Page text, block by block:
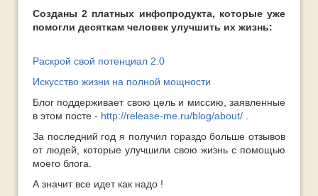
Созданы 2 платных инфопродукта, которые уже
помогли десяткам человек улучшить их жизнь:
Раскрой свой потенциал 2.0
Искусство жизни на полной мощности
Блог поддерживает свою цель и миссию, заявленные
в этом посте - http://release-me.ru/blog/about/
За последний год я получил гораздо больше отзывов
от людей, которые улучшили свою жизнь с помощью
моего блога.
А значит все идет как надо !